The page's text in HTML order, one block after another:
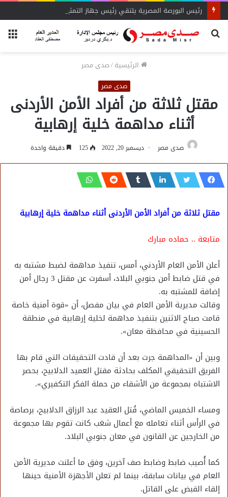
رئيس البورصة المصرية يلتقي رئيس جهاز التمثيل التجاري
بحث
الرئيسية/صدى مصر
صدى مصر
مقتل ثلاثة من أفراد الأمن الأردنى
أثناء مداهمة خلية إرهابية
صدى مصر ديسمبر 20, 2022 125 دقيقة واحدة
مقتل ثلاثة من أفراد الأمن الأردنى أثناء مداهمة خلية إرهابية
متابعة .. حماده مبارك
أعلن الأمن العام الأردني، أمس، تنفيذ مداهمة لضبط مشتبه به
في قتل ضابط أمن جنوبي البلاد، أسفرت عن مقتل 3 رجال أمن
إضافة للمشتبه به.
وقالت مديرية الأمن العام في بيان مفصل، أن «قوة أمنية خاصة
قامت صباح الاثنين بتنفيذ مداهمة لخلية إرهابية في منطقة
الحسينية في محافظة معان».
وبين أن «المداهمة جرت بعد أن قادت التحقيقات التي قام بها
الفريق التحقيقي المكلف بحادثة مقتل العميد الدلابيح، بحصر
الاشتباه بمجموعة من الأشقاء من حملة الفكر التكفيري».
ومساء الخميس الماضي، قُتل العقيد عبد الرزاق الدلابيح، برصاصة
في الرأس أثناء تعامله مع أعمال شغب كانت تقوم بها مجموعة
من الخارجين عن القانون في معان جنوبي البلاد.
كما أُصيب ضابط وضابط صف آخرين، وفق ما أعلنت مديرية الأمن
العام في بيانات سابقة، بينما لم تعلن الأجهزة الأمنية حينها
إلقاء القبض على القاتل.